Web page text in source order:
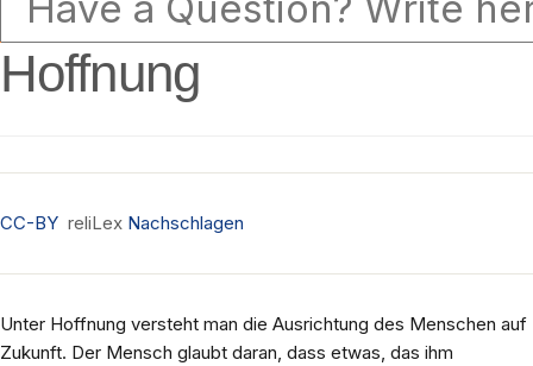
Hoffnung
CC-BY reliLex Nachschlagen
Unter Hoffnung versteht man die Ausrichtung des Menschen auf
Zukunft. Der Mensch glaubt daran, dass etwas, das ihm